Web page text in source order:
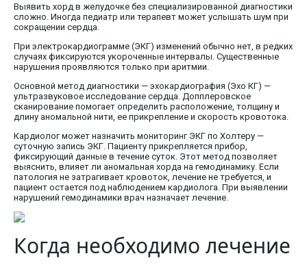
Выявить хорд в желудочке без специализированной диагностики
сложно. Иногда педиатр или терапевт может услышать шум при
сокращении сердца.
При электрокардиограмме (ЭКГ) изменений обычно нет, в редких
случаях фиксируются укороченные интервалы. Существенные
нарушения проявляются только при аритмии.
Основной метод диагностики — эхокардиография (Эхо КГ) —
ультразвуковое исследование сердца. Допплеровское
сканирование помогает определить расположение, толщину и
длину аномальной нити, ее прикрепление и скорость кровотока.
Кардиолог может назначить мониторинг ЭКГ по Холтеру —
суточную запись ЭКГ. Пациенту прикрепляется прибор,
фиксирующий данные в течение суток. Этот метод позволяет
выяснить, влияет ли аномальная хорда на гемодинамику. Если
патология не затрагивает кровоток, лечение не требуется, и
пациент остается под наблюдением кардиолога. При выявлении
нарушений гемодинамики врач назначает лечение.
Когда необходимо лечение